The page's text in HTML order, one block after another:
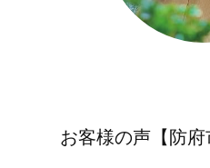
お客様の声【防府